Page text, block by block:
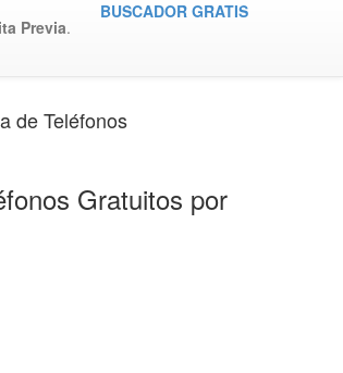
Previa.
BUSCADOR GRATIS
de Teléfonos
Gratuitos por